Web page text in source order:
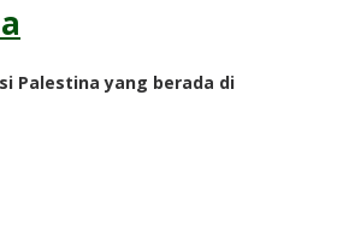
Palestina yang berada di